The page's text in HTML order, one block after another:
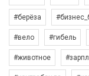
#берёза
#вело #гибель
#животное